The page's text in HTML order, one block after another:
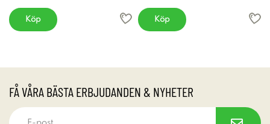
Köp Köp
FÅ VÅRA BÄSTA ERBJUDANDEN & NYHETER